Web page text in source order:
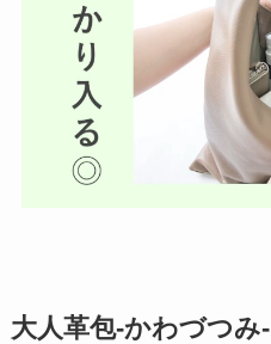
大人革包-かわづつみ-